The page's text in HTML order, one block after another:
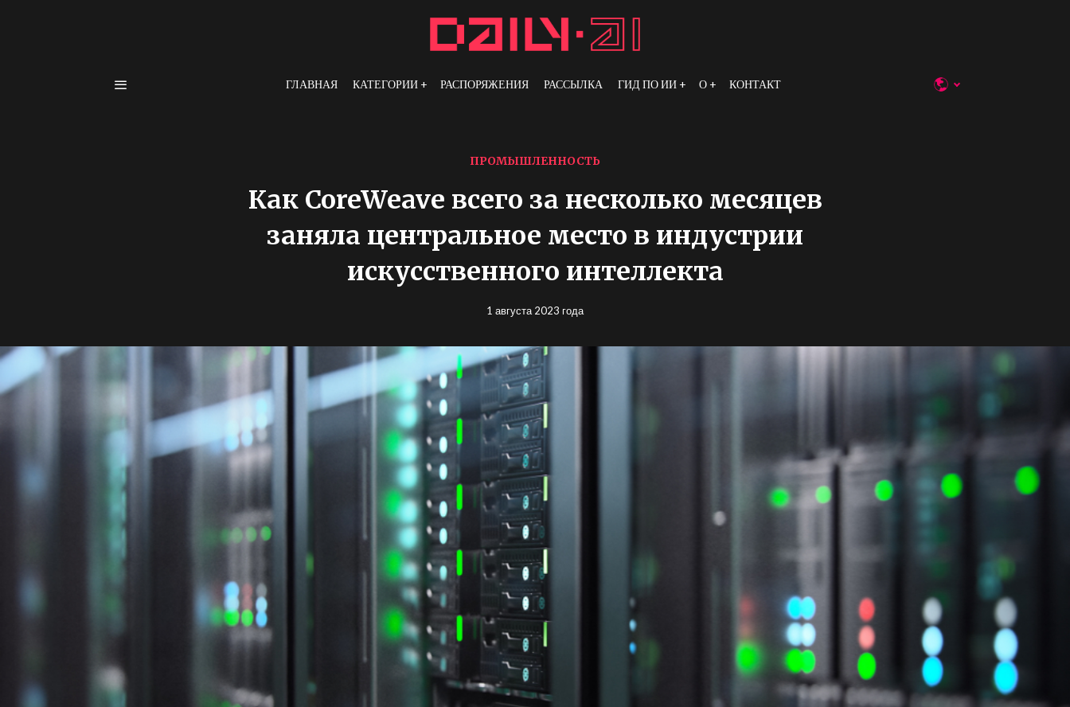
ГЛАВНАЯ КАТЕГОРИИ РАСПОРЯЖЕНИЯ РАССЫЛКА ГИД ПО ИИ О КОНТАКТ
ПРОМЫШЛЕННОСТЬ
Как CoreWeave всего за несколько месяцев
заняла центральное место в индустрии
искусственного интеллекта
1 августа 2023 года